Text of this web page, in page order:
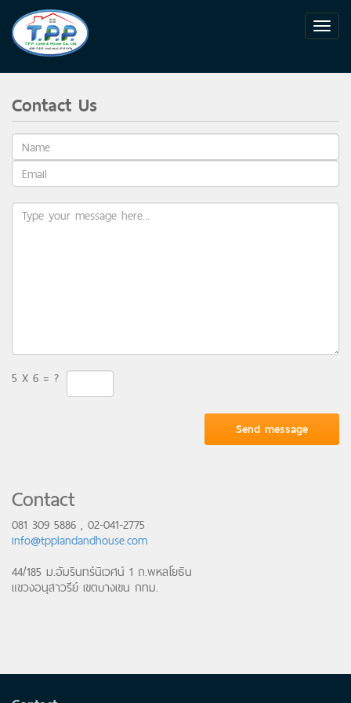
Contact Us
5 X 6 = ?
Contact
081 309 5886 , 02-041-2775
info@tpplandandhouse.com
44/185 ม.อัมรินทร์นิเวศน์ 1 ถ.พหลโยธิน
แขวงอนุสาวรีย์ เขตบางเขน กทม.